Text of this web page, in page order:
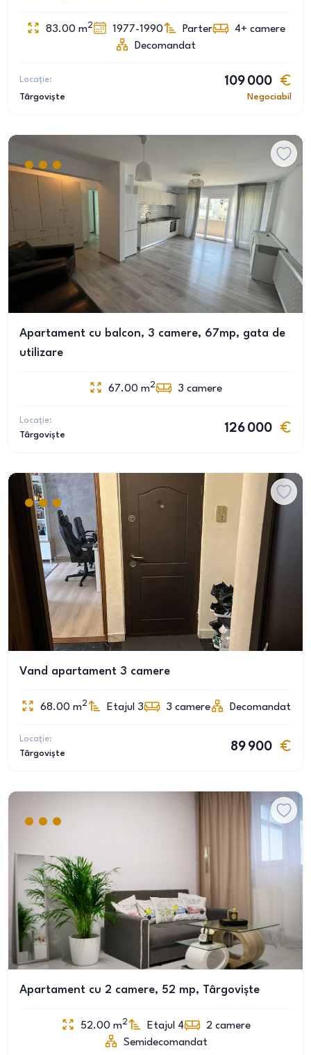
83.00 m2 1977-1990 Parter 4+ camere
Decomandat
Locație:
Târgoviște
109 000
Negociabil
Apartament cu balcon, 3 camere, 67mp, gata de
utilizare
67.00 m2 3 camere
Locație:
Târgoviște
126 000
Vand apartament 3 camere
68.00 m2 Etajul 3 3 camere Decomandat
Locație:
Târgoviște
89 900
Apartament cu 2 camere, 52 mp, Târgoviște
52.00 m2 Etajul 4 2 camere
Semidecomandat